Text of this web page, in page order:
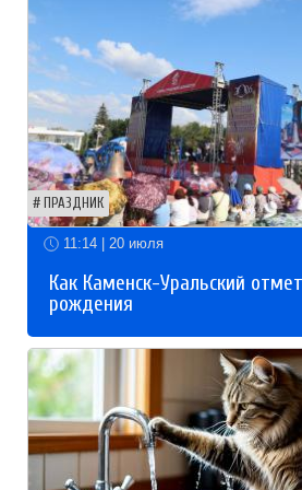
ПРАЗДНИК
11:14 | 20 июля
Как Каменск-Уральский
рождения